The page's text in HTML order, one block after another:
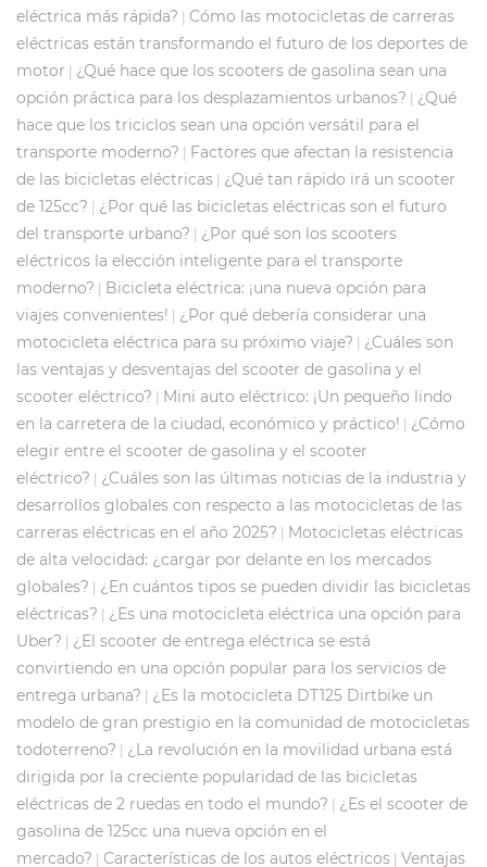
eléctrica más rápida?
Cómo las motocicletas de carreras
eléctricas están transformando el futuro de los deportes de
motor
¿Qué hace que los scooters de gasolina sean una
opción práctica para los desplazamientos urbanos?
¿Qué
hace que los triciclos sean una opción versátil para el
transporte moderno?
​Factores que afectan la resistencia
de las bicicletas eléctricas
¿Qué tan rápido irá un scooter
de 125cc?
¿Por qué las bicicletas eléctricas son el futuro
del transporte urbano?
¿Por qué son los scooters
eléctricos la elección inteligente para el transporte
moderno?
Bicicleta eléctrica: ¡una nueva opción para
viajes convenientes!
¿Por qué debería considerar una
motocicleta eléctrica para su próximo viaje?
¿Cuáles son
las ventajas y desventajas del scooter de gasolina y el
scooter eléctrico?
Mini auto eléctrico: ¡Un pequeño lindo
en la carretera de la ciudad, económico y práctico!
¿Cómo
elegir entre el scooter de gasolina y el scooter
eléctrico?
¿Cuáles son las últimas noticias de la industria y
desarrollos globales con respecto a las motocicletas de las
carreras eléctricas en el año 2025?
Motocicletas eléctricas
de alta velocidad: ¿cargar por delante en los mercados
globales?
¿En cuántos tipos se pueden dividir las bicicletas
eléctricas?
¿Es una motocicleta eléctrica una opción para
Uber?
¿El scooter de entrega eléctrica se está
convirtiendo en una opción popular para los servicios de
entrega urbana?
¿Es la motocicleta DT125 Dirtbike un
modelo de gran prestigio en la comunidad de motocicletas
todoterreno?
¿La revolución en la movilidad urbana está
dirigida por la creciente popularidad de las bicicletas
eléctricas de 2 ruedas en todo el mundo?
¿Es el scooter de
gasolina de 125cc una nueva opción en el
mercado?
Características de los autos eléctricos Ventajas